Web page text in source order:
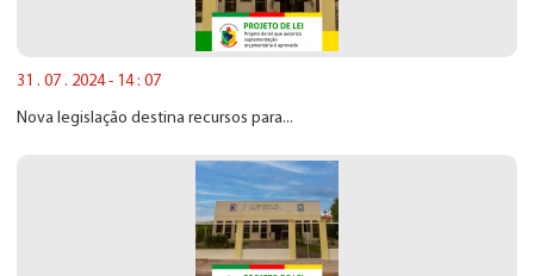
31 . 07 . 2024 - 14 : 07
Nova legislação destina recursos para...